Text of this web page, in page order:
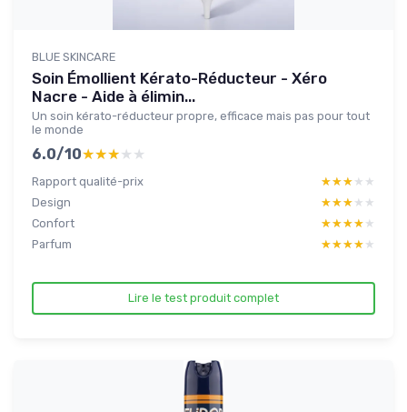
BLUE SKINCARE
Soin Émollient Kérato-Réducteur - Xéro
Nacre - Aide à élimin...
Un soin kérato-réducteur propre, efficace mais pas pour tout
le monde
6.0/10★★★★★
★★★★★
Rapport qualité-prix ★★★★★
★★★★★
Design
★★★★★
★★★★★
Confort
★★★★★
★★★★★
Parfum
★★★★★
★★★★★
Lire le test produit complet